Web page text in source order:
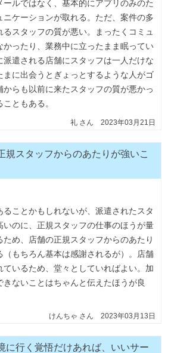
ルではなく、基本的にアプリのみのた
ニケーションが取れる。ただ、案件の多
るスタッフの質が悪い。まったくコミュ
かったり、業務中に立ったまま眠ってい
派遣される店舗にスタッフは一人だけな
まに出会うとぎょっとするような人がゴ
からも以前に来たスタッフの質が悪かっ
ともある。
礼 さん2023年03月21日
規スタッフからのあたりが強いこ
ことかもしれないが、派遣されたスタ
いのに、正規スタッフの仕事のほうが量
め、店舗の正規スタッフからのあたり
（もちろん基本は感謝されるが）。店舗
ているため、堂々としていればよい。加
きないことはちゃんと伝えたほうが良
けんちゃ さん2023年03月13日
に行く覚悟だけあれば、いいサー